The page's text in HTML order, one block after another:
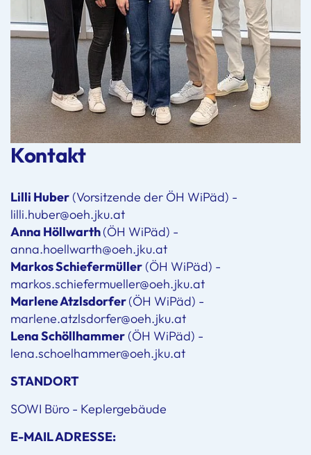
Kontakt
Lilli Huber (Vorsitzende der ÖH WiPäd) -
lilli.huber@oeh.jku.at
Anna Höllwarth(ÖH WiPäd) -
anna.hoellwarth@oeh.jku.at
Markos Schiefermüller (ÖH WiPäd) -
markos.schiefermueller@oeh.jku.at
Marlene Atzlsdorfer(ÖH WiPäd) -
marlene.atzlsdorfer@oeh.jku.at
Lena Schöllhammer (ÖH WiPäd) -
lena.schoelhammer@oeh.jku.at
STANDORT
SOWI Büro - Keplergebäude
E-MAIL ADRESSE: